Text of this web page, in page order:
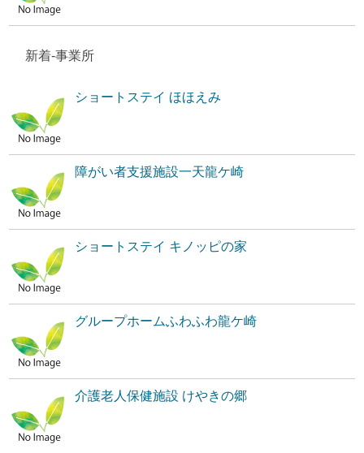
新着-事業所
ショートステイ ほほえみ
障がい者支援施設一天龍ケ崎
ショートステイ キノッピの家
グループホームふわふわ龍ケ崎
介護老人保健施設 けやきの郷